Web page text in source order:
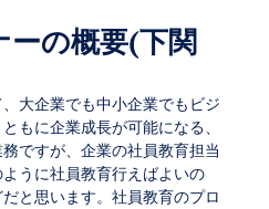
ーの概要(下関
大企業でも中小企業でもビジ
もに企業成長が可能になる、
ですが、企業の社員教育担当
うに社員教育行えばよいの
と思います。社員教育のプロ